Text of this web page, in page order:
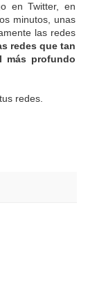
en Twitter, en
minutos, unas
las redes
redes que tan
más profundo
redes.